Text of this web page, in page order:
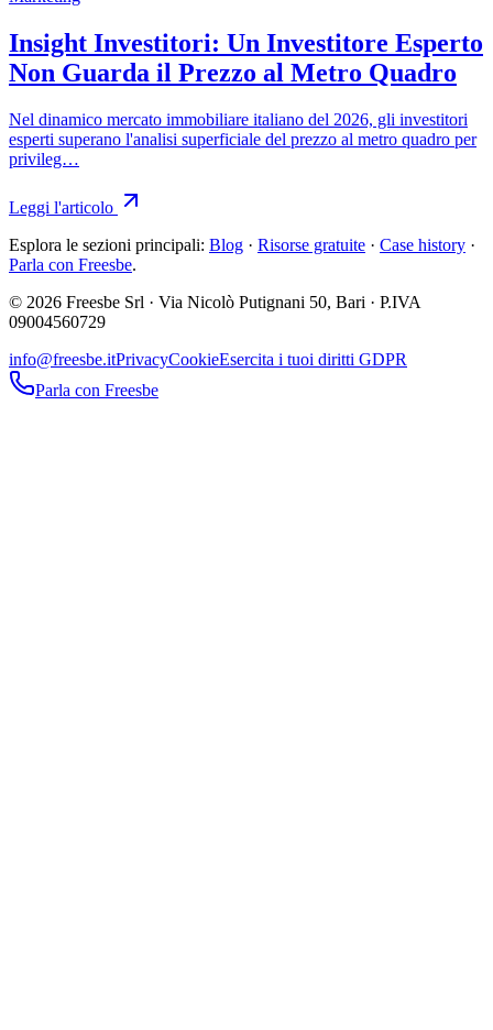
Insight Investitori: Un Investitore Esperto
Non Guarda il Prezzo al Metro Quadro
Nel dinamico mercato immobiliare italiano del 2026, gli investitori
esperti superano l'analisi superficiale del prezzo al metro quadro per
privileg…
Leggi l'articolo
Esplora le sezioni principali: Blog · Risorse gratuite · Case history ·
Parla con Freesbe.
© 2026 Freesbe Srl · Via Nicolò Putignani 50, Bari · P.IVA
09004560729
info@freesbe.itPrivacyCookieEsercita i tuoi diritti GDPR
Parla con Freesbe